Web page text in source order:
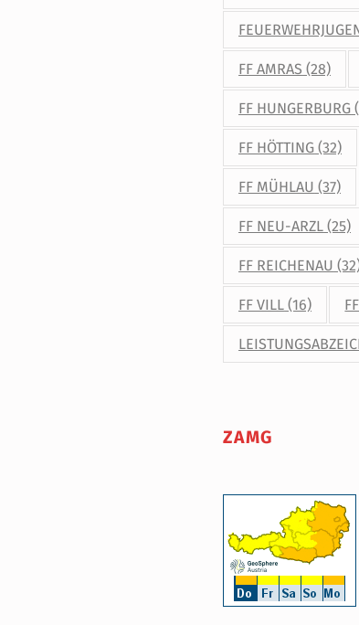
FF AMRAS (28)
FF HUNGERBURG
FF HÖTTING (32)
FF MÜHLAU (37)
FF NEU-ARZL (25)
FF REICHENAU
FF VILL (16)
ZAMG